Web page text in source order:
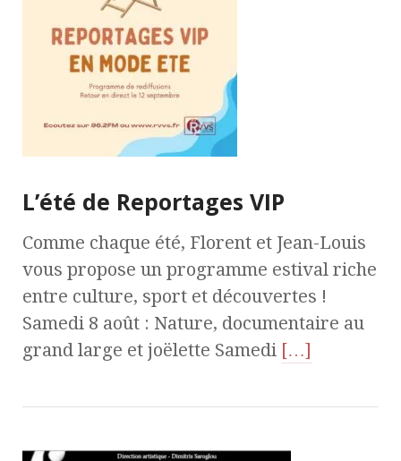
L’été de Reportages VIP
Comme chaque été, Florent et Jean-Louis
vous propose un programme estival riche
entre culture, sport et découvertes !
Samedi 8 août : Nature, documentaire au
grand large et joëlette Samedi […]